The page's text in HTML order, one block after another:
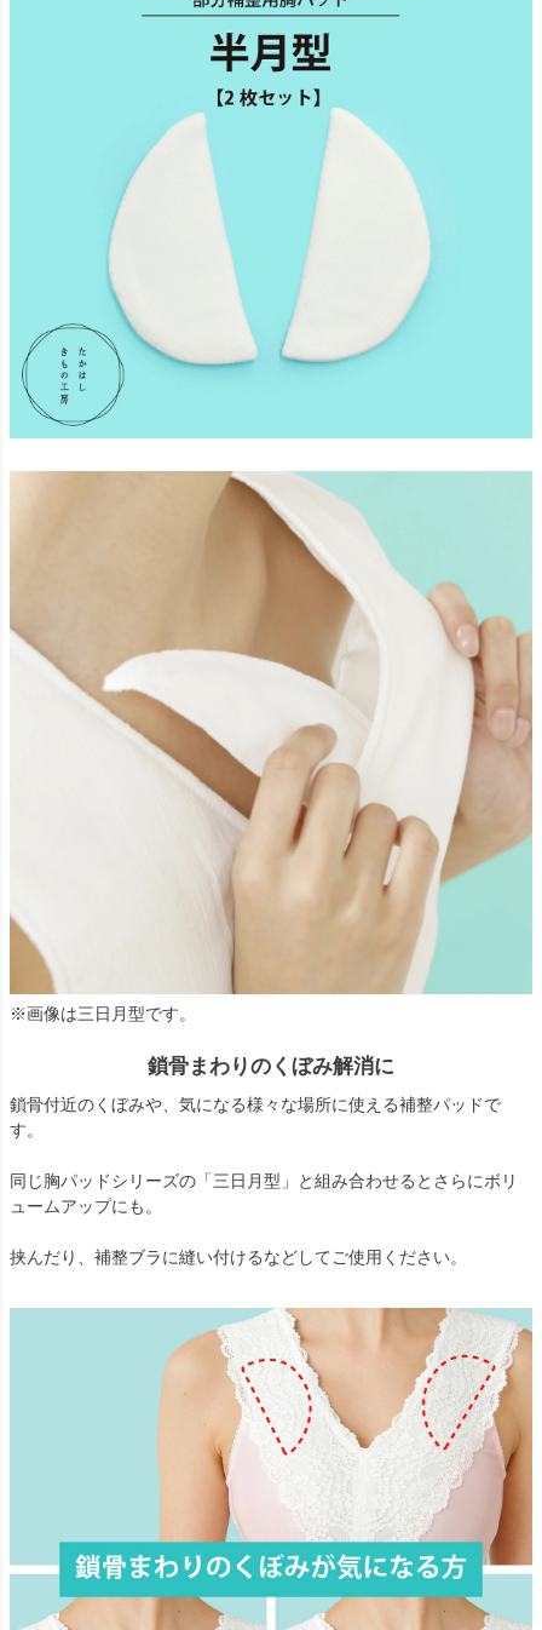
※画像は三日月型です。
鎖骨まわりのくぼみ解消に
鎖骨付近のくぼみや、気になる様々な場所に使える補整パッドで
す。
同じ胸パッドシリーズの「三日月型」と組み合わせるとさらにボリ
ュームアップにも。
挟んだり、補整ブラに縫い付けるなどしてご使用ください。